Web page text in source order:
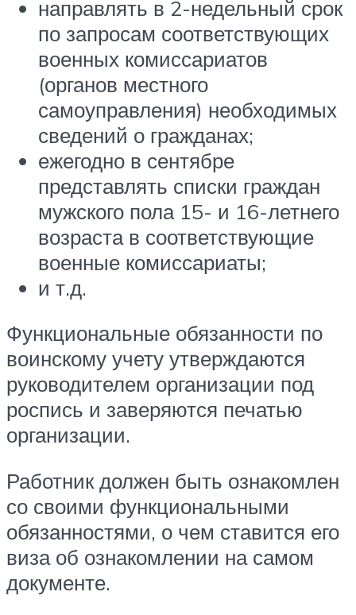
направлять в 2-недельный срок
по запросам соответствующих
военных комиссариатов
(органов местного
самоуправления) необходимых
сведений о гражданах;
ежегодно в сентябре
представлять списки граждан
мужского пола 15- и 16-летнего
возраста в соответствующие
военные комиссариаты;
и т.д.
Функциональные обязанности по
воинскому учету утверждаются
руководителем организации под
роспись и заверяются печатью
организации.
Работник должен быть ознакомлен
со своими функциональными
обязанностями, о чем ставится его
виза об ознакомлении на самом
документе.